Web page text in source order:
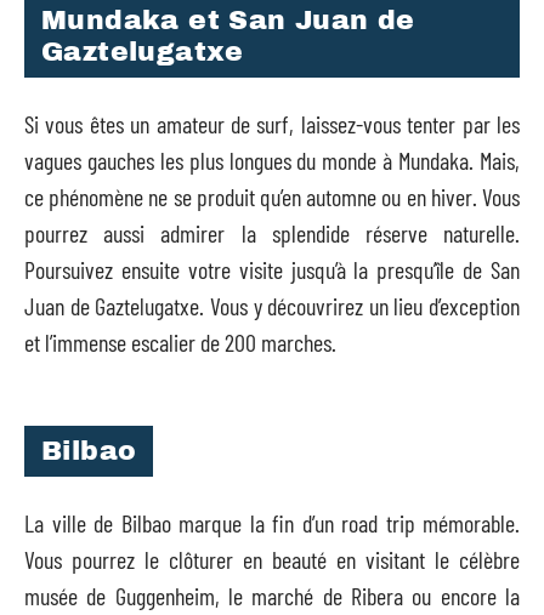
Mundaka et San Juan de
Gaztelugatxe
Si vous êtes un amateur de surf, laissez-vous tenter par les
vagues gauches les plus longues du monde à Mundaka. Mais,
ce phénomène ne se produit qu’en automne ou en hiver. Vous
pourrez aussi admirer la splendide réserve naturelle.
Poursuivez ensuite votre visite jusqu’à la presqu’île de San
Juan de Gaztelugatxe. Vous y découvrirez un lieu d’exception
et l’immense escalier de 200 marches.
Bilbao
La ville de Bilbao marque la fin d’un road trip mémorable.
Vous pourrez le clôturer en beauté en visitant le célèbre
musée de Guggenheim, le marché de Ribera ou encore la